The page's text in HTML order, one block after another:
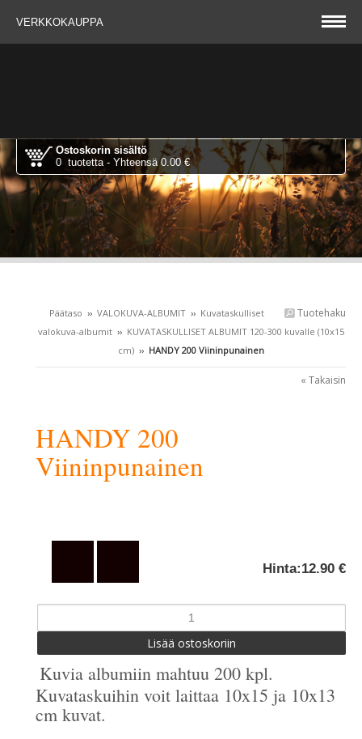
VERKKOKAUPPA
Ostoskorin sisältö
0 tuotetta - Yhteensä 0.00 €
Tuotehaku
Päätaso ›› VALOKUVA-ALBUMIT ›› Kuvataskulliset
valokuva-albumit›› KUVATASKULLISET ALBUMIT 120-300 kuvalle (10x15
cm)›› HANDY 200 Viininpunainen
« Takaisin
HANDY 200
Viininpunainen
Hinta:12.90 €
Kuvia albumiin mahtuu 200 kpl.
Kuvataskuihin voit laittaa 10x15 ja 10x13
cm kuvat.